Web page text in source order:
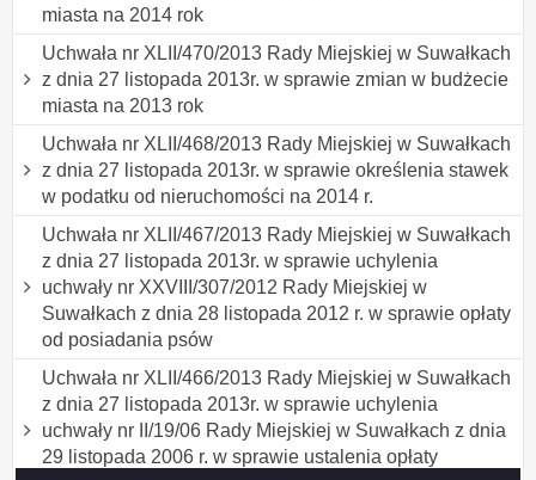
miasta na 2014 rok
Uchwała nr XLII/470/2013 Rady Miejskiej w Suwałkach
z dnia 27 listopada 2013r. w sprawie zmian w budżecie
miasta na 2013 rok
Uchwała nr XLII/468/2013 Rady Miejskiej w Suwałkach
z dnia 27 listopada 2013r. w sprawie określenia stawek
w podatku od nieruchomości na 2014 r.
Uchwała nr XLII/467/2013 Rady Miejskiej w Suwałkach
z dnia 27 listopada 2013r. w sprawie uchylenia
uchwały nr XXVIII/307/2012 Rady Miejskiej w
Suwałkach z dnia 28 listopada 2012 r. w sprawie opłaty
od posiadania psów
Uchwała nr XLII/466/2013 Rady Miejskiej w Suwałkach
z dnia 27 listopada 2013r. w sprawie uchylenia
uchwały nr II/19/06 Rady Miejskiej w Suwałkach z dnia
29 listopada 2006 r. w sprawie ustalenia opłaty